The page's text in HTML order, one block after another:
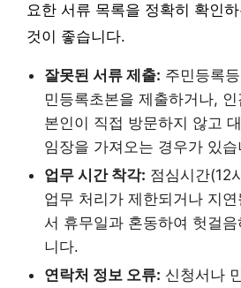
요한 서류 목록을 정확히 확인
것이 좋습니다.
잘못된 서류 제출: 주민등록
민등록초본을 제출하거나,
본인이 직접 방문하지 않고
임장을 가져오는 경우가 있습
업무 시간 착각: 점심시간(12
업무 처리가 제한되거나 지
서 휴무일과 혼동하여 헛걸
니다.
연락처 정보 오류: 신청서나